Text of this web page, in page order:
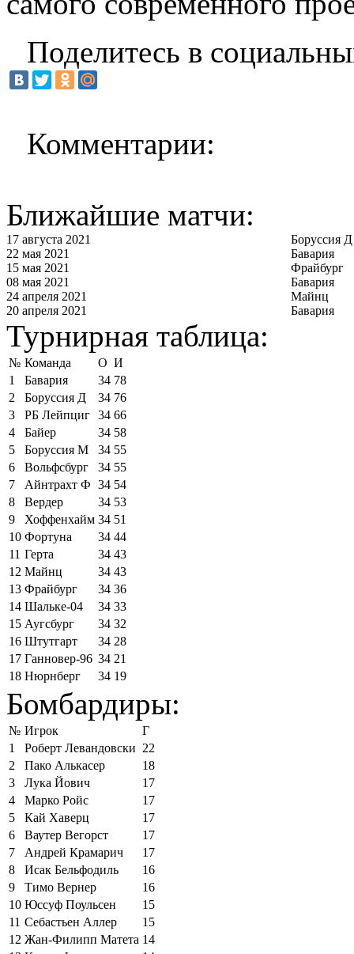
Поделитесь в
Комментарии:
Ближайшие матчи:
17 августа 2021
Боруссия Д
22 мая 2021
Бавария
15 мая 2021
Фрайбург
08 мая 2021
Бавария
24 апреля 2021
Майнц
20 апреля 2021
Бавария
Турнирная таблица:
№ Команда О И
1
Бавария 34 78
2
Боруссия Д 34 76
3
РБ Лейпциг 34 66
4
Байер 34 58
5
Боруссия М 34 55
6
Вольфсбург 34 55
7
Айнтрахт Ф 34 54
8
Вердер 34 53
9
Хоффенхайм 34 51
10 Фортуна 34 44
11 Герта 34 43
12 Майнц 34 43
13 Фрайбург 34 36
14 Шальке-04 34 33
15 Аугсбург 34 32
16 Штутгарт 34 28
17 Ганновер-96 34 21
18 Нюрнберг 34 19
Бомбардиры:
№ Игрок
Г
1
Роберт Левандовски 22
2
Пако Алькасер
18
3
Лука Йович
17
4
Марко Ройс
17
5
Кай Хаверц
17
6
Ваутер Вегорст
17
7
Андрей Крамарич
17
8
Исак Бельфодиль
16
9
Тимо Вернер
16
10 Юссуф Поульсен
15
11 Себастьен Аллер
15
12 Жан-Филипп Матета 14